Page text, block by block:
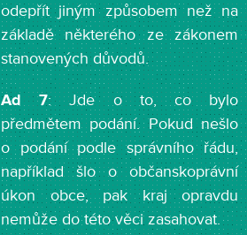
odepřít jiným způsobem než na
základě některého ze zákonem
stanovených důvodů.
Ad 7: Jde o to, co bylo
předmětem podání. Pokud nešlo
o podání podle správního řádu,
například šlo o občanskoprávní
úkon obce, pak kraj opravdu
nemůže do této věci zasahovat.